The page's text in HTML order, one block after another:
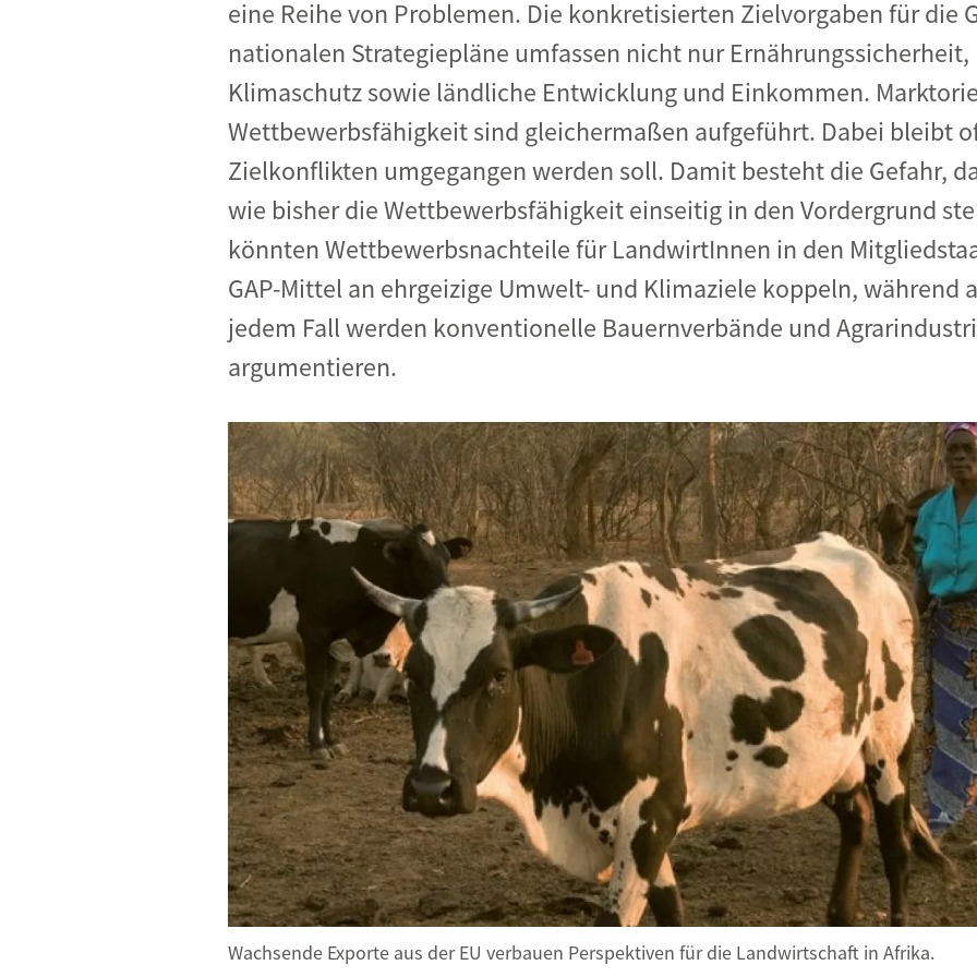
eine Reihe von Problemen. Die konkretisierten Zielvorgaben für die
nationalen Strategiepläne umfassen nicht nur
Klimaschutz sowie ländliche Entwicklung und Einkommen.
Wettbewerbsfähigkeit sind gleichermaßen aufgeführt. Dabei bleibt
Zielkonflikten umgegangen werden soll. Damit besteht die Gefahr,
wie bisher die Wettbewerbsfähigkeit einseitig in den Vordergrund
könnten Wettbewerbsnachteile für LandwirtInnen in den
GAP-Mittel an ehrgeizige Umwelt- und Klimaziele koppeln, während
jedem Fall werden konventionelle Bauernverbände und
argumentieren.
Wachsende Exporte aus der EU verbauen Perspektiven für die Landwirtschaft in Afrika.